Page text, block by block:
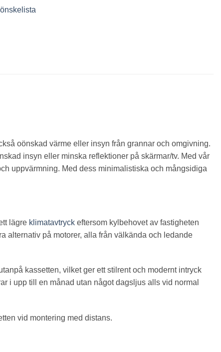
oönskad värme eller insyn från grannar och omgivning.
insyn eller minska reflektioner på skärmar/tv. Med vår
uppvärmning. Med dess minimalistiska och mångsidiga
lägre klimatavtryck eftersom kylbehovet av fastigheten
alternativ på motorer, alla från välkända och ledande
kassetten, vilket ger ett stilrent och modernt intryck
i upp till en månad utan något dagsljus alls vid normal
vid montering med distans.